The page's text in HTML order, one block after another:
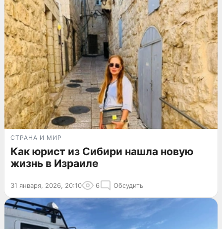
СТРАНА И МИР
Как юрист из Сибири нашла новую
жизнь в Израиле
31 января, 2026, 20:10 6 Обсудить